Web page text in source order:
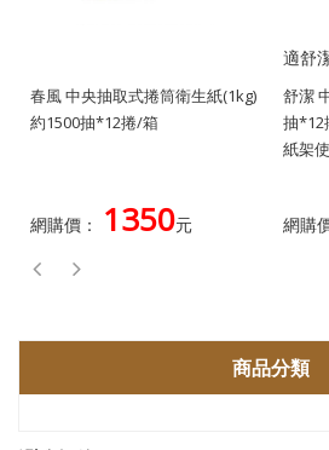
春風 中央抽取式捲筒衛生紙(1kg)
約1500抽*12捲/箱
網購價： 1350元
適舒
舒潔
抽*12
紙架
網購
商品分類